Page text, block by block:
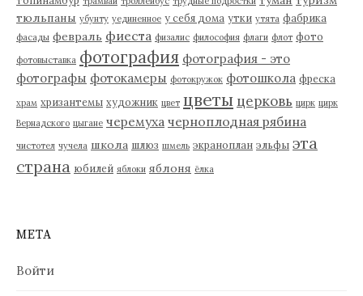
тюльпаны убунту уединенное у себя дома утки утята фабрика
фасады февраль фиеста физалис философия флаги флот фото
фотовыставка фотография фотография - это
фотографы фотокамеры фотокружок фотошкола фреска
храм хризантемы художник цвет цветы церковь цирк цирк
Вернадского цыгане черемуха черноплодная рябина
чистотел чучела школа шлюз шмель экраноплан эльфы эта
страна юбилей яблоки яблоня ёлка
МЕТА
Войти